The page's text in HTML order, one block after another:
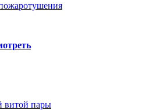
витой пары